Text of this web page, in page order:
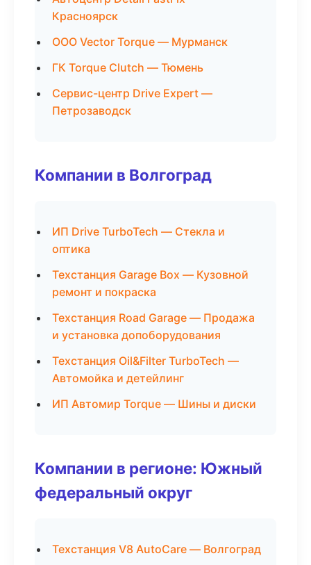
Красноярск
ООО Vector Torque — Мурманск
ГК Torque Clutch — Тюмень
Сервис-центр Drive Expert —
Петрозаводск
Компании в Волгоград
ИП Drive TurboTech — Стекла и
оптика
Техстанция Garage Box — Кузовной
ремонт и покраска
Техстанция Road Garage — Продажа
и установка допоборудования
Техстанция Oil&Filter TurboTech —
Автомойка и детейлинг
ИП Автомир Torque — Шины и диски
Компании в регионе: Южный
федеральный округ
Техстанция V8 AutoCare — Волгоград